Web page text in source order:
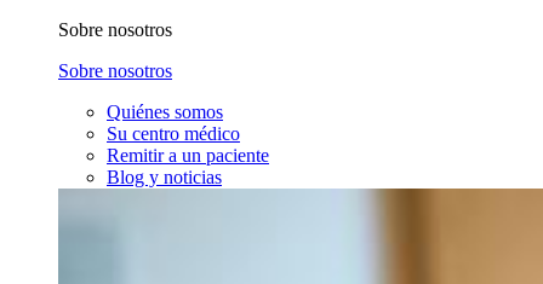
Sobre nosotros
Sobre nosotros
Quiénes somos
Su centro médico
Remitir a un paciente
Blog y noticias